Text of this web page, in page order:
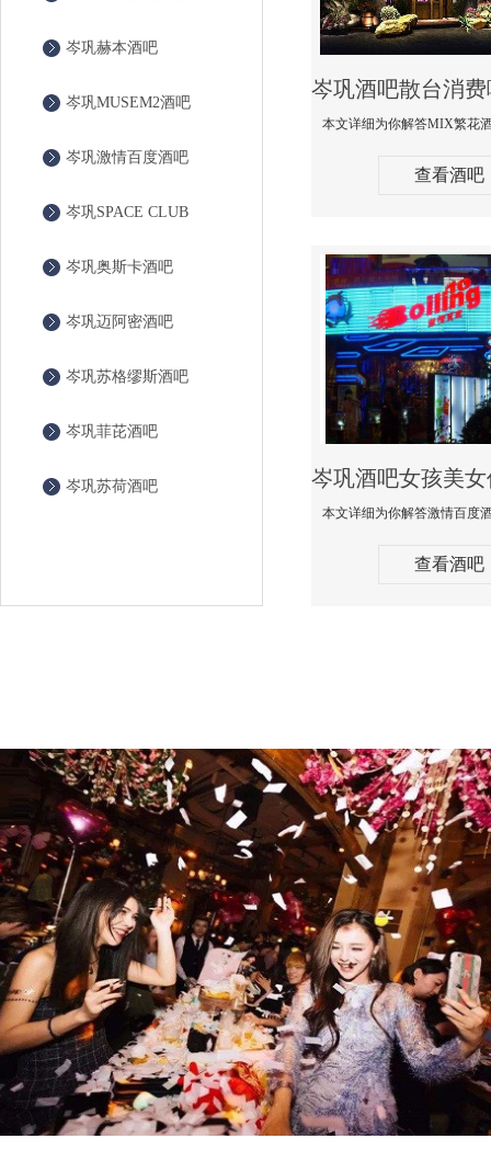
岑巩赫本酒吧
岑巩MUSEM2酒吧
岑巩激情百度酒吧
岑巩SPACE CLUB
岑巩奥斯卡酒吧
岑巩迈阿密酒吧
岑巩苏格缪斯酒吧
岑巩菲芘酒吧
岑巩苏荷酒吧
查看酒吧
查看酒吧